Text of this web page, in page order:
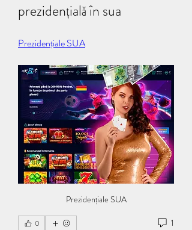
prezidențială în sua
Prezidențiale SUA
Prezidențiale SUA
0 1